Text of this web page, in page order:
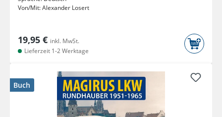
Von/Mit:Alexander Losert
19,95 € inkl. MwSt.
Lieferzeit 1-2 Werktage
Buch